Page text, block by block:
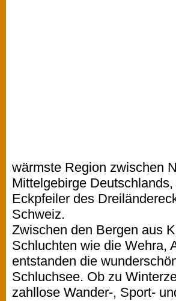
wärmste Region zwischen
Mittelgebirge
Eckpfeiler des
Schweiz.
Zwischen den Bergen aus
Schluchten wie die Wehra,
entstanden die
Schluchsee. Ob zu
zahllose Wander-, Sport-